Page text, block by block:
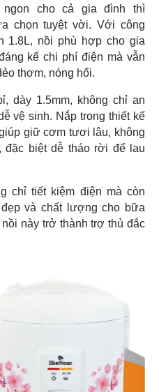
cho cả gia đình thì
chọn tuyệt vời. Với công
1.8L, nồi phù hợp cho gia
kể chi phí điện mà vẫn
thơm, nóng hổi.
dày 1.5mm, không chỉ an
vệ sinh. Nắp trong thiết kế
giữ cơm tươi lâu, không
biệt dễ tháo rời để lau
chỉ tiết kiệm điện mà còn
và chất lượng cho bữa
này trở thành trợ thủ đắc